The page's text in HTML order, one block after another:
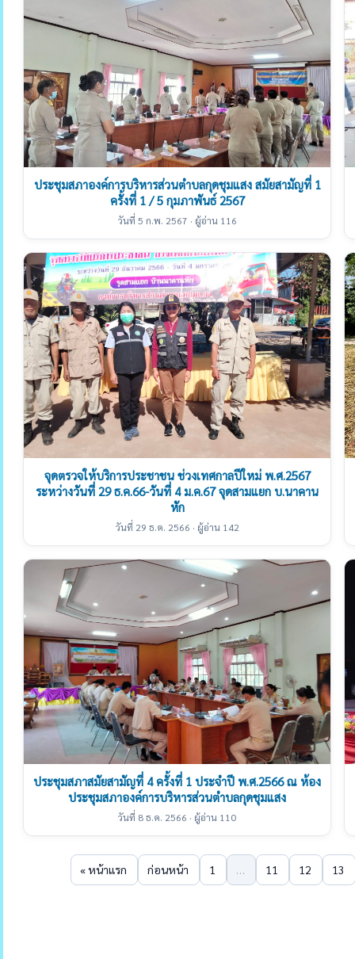
ประชุมสภาองค์การบริหารส่วนตำบลกุดชุมแสง สมัยสามัญที่ 1
ครั้งที่ 1 / 5 กุมภาพันธ์ 2567
วันที่ 5 ก.พ. 2567 · ผู้อ่าน 116
จุดตรวจให้บริการประชาชน ช่วงเทศกาลปีใหม่ พ.ศ.2567
ระหว่างวันที่ 29 ธ.ค.66-วันที่ 4 ม.ค.67 จุดสามแยก บ.นาคาน
หัก
วันที่ 29 ธ.ค. 2566 · ผู้อ่าน 142
ประชุมสภาสมัยสามัญที่ 4 ครั้งที่ 1 ประจำปี พ.ศ.2566 ณ ห้อง
ประชุมสภาองค์การบริหารส่วนตำบลกุดชุมแสง
วันที่ 8 ธ.ค. 2566 · ผู้อ่าน 110
« หน้าแรก ก่อนหน้า 1 … 11 12 13